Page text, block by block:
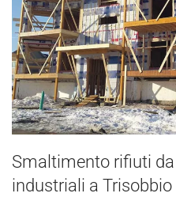
Smaltimento rifiuti
industriali a Trisobbio